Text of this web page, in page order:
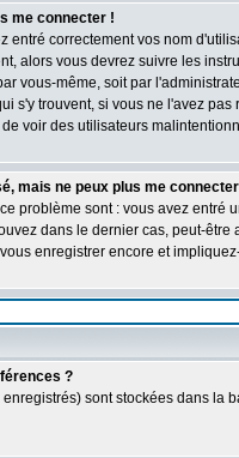
me connecter !
entré correctement vos nom
alors vous devrez suivre les
vous-même, soit par
s'y trouvent, si vous ne l'avez
voir des utilisateurs
mais ne peux plus me
problème sont : vous avez
dans le dernier cas, peut-
enregistrer encore et
?
sont stockées dans la